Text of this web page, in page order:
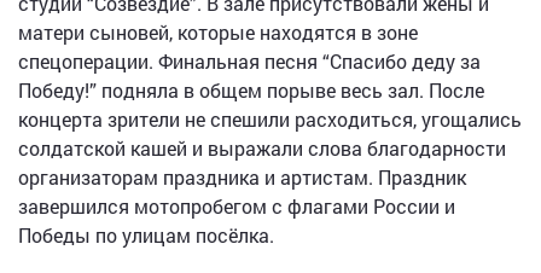
матери сыновей, которые находятся в зоне
спецоперации. Финальная песня “Спасибо деду за
Победу!” подняла в общем порыве весь зал. После
концерта зрители не спешили расходиться, угощались
солдатской кашей и выражали слова благодарности
организаторам праздника и артистам. Праздник
завершился мотопробегом с флагами России и
Победы по улицам посёлка.